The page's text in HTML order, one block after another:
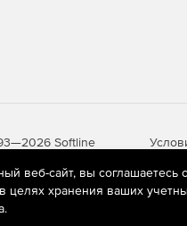
Softline
веб-сайт, вы соглашаетесь
целях хранения ваших